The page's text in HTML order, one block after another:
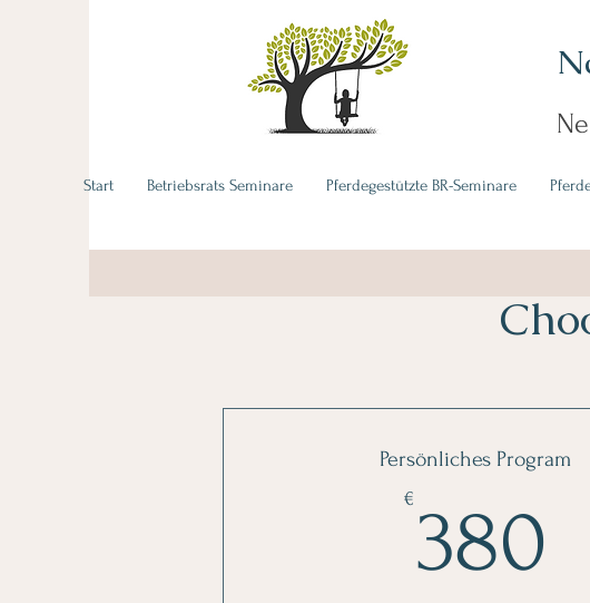
Start Betriebsrats Seminare Pferdegestützte BR-Seminare
Persönliches Program
€ 380